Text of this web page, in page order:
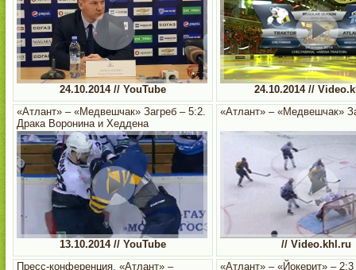
24.10.2014 // YouTube
24.10.2014 //
«Атлант» – «Медвешчак» Загреб – 5:2.
Драка Воронина и Хеддена
13.10.2014 // YouTube
«Атлант» – «Медвешчак»
// Video.khl.ru
Пресс-конференция. «Атлант» –
«Атлант» – «Йокерит» – 2:3